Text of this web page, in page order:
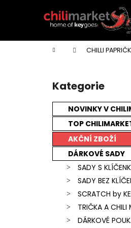
Domů CHILLI
Přeskočit
kategorie
Kategorie
NOVINKY V
TOP
AKČNÍ ZBOŽÍ
DÁRKOVÉ SADY
SADY S
SADY BEZ
SCRATCH by
TRIČKA A CHILI
DÁRKOVÉ
í
Zpět
do
Zpět
do
KEYGOES:CHILI